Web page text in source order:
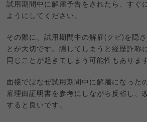
試用期間中に解雇予告をされたら、すぐ
ようにしてください。
その際に、試用期間中の解雇(クビ)を隠
とが大切です。隠してしまうと経歴詐称
同じことが起きてしまう可能性もありま
面接ではなぜ試用期間中に解雇になった
雇理由証明書を参考にしながら反省し、
すると良いです。